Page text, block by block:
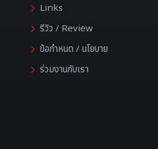
Links
รีวิว / Review
ข้อกำหนด / นโยบาย
ร่วมงานกับเรา